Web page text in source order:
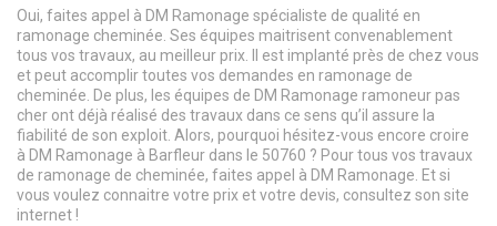
Oui, faites appel à DM Ramonage spécialiste de qualité en
ramonage cheminée. Ses équipes maitrisent convenablement
tous vos travaux, au meilleur prix. Il est implanté près de chez vous
et peut accomplir toutes vos demandes en ramonage de
cheminée. De plus, les équipes de DM Ramonage ramoneur pas
cher ont déjà réalisé des travaux dans ce sens qu’il assure la
fiabilité de son exploit. Alors, pourquoi hésitez-vous encore croire
à DM Ramonage à Barfleur dans le 50760 ? Pour tous vos travaux
de ramonage de cheminée, faites appel à DM Ramonage. Et si
vous voulez connaitre votre prix et votre devis, consultez son site
internet !